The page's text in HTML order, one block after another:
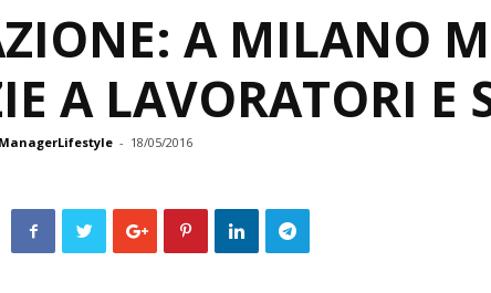
A MILANO
A LAVORATORI E
- 18/05/2016